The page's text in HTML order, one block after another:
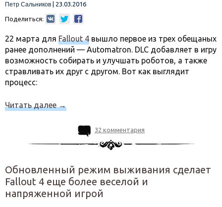
Петр Сальников
23.03.2016
Поделиться:
22 марта для Fallout 4 вышло первое из трех обещаных
ранее дополнений — Automatron. DLC добавляет в игру
возможность собирать и улучшать роботов, а также
стравливать их друг с другом. Вот как выглядит
процесс:
Читать далее→
32 комментария
Обновленный режим выживания сделает
Fallout 4 еще более веселой и
напряженной игрой